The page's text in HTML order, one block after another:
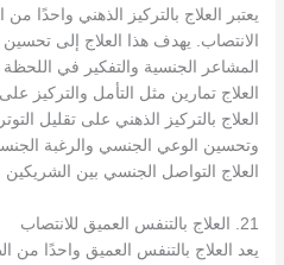
يعتبر العلاج بالتركيز الذهني واحدًا
الانتصاب. يهدف هذا العلاج إلى تحسين
المشاعر الجنسية والتفكير في اللحظة
العلاج تمارين مثل التأمل والتركيز
العلاج بالتركيز الذهني على تقليل
وتحسين الوعي الجنسي والرغبة
العلاج التواصل الجنسي بين الشريكين
21. العلاج بالتنفس العميق للانتصاب
يعد العلاج بالتنفس العميق واحدًا من